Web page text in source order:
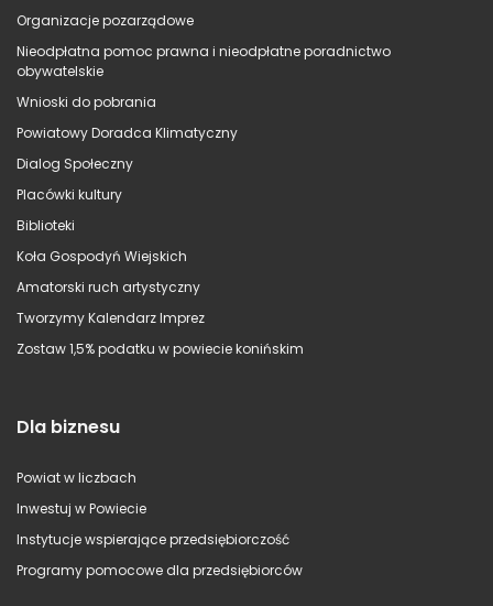
Organizacje pozarządowe
Nieodpłatna pomoc prawna i nieodpłatne poradnictwo
obywatelskie
Wnioski do pobrania
Powiatowy Doradca Klimatyczny
Dialog Społeczny
Placówki kultury
Biblioteki
Koła Gospodyń Wiejskich
Amatorski ruch artystyczny
Tworzymy Kalendarz Imprez
Zostaw 1,5% podatku w powiecie konińskim
Dla biznesu
Powiat w liczbach
Inwestuj w Powiecie
Instytucje wspierające przedsiębiorczość
Programy pomocowe dla przedsiębiorców